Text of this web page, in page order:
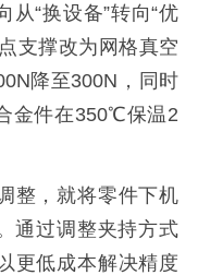
“换设备”转向“优
支撑改为网格真空
降至300N，同时
金件在350℃保温2
整，就将零件下机
通过调整夹持方式
更低成本解决精度